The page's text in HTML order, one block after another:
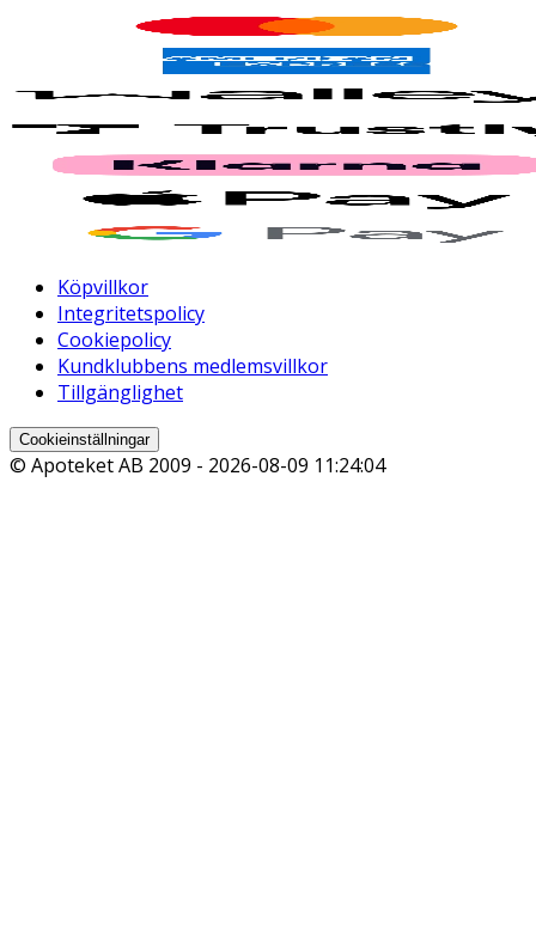
Köpvillkor
Integritetspolicy
Cookiepolicy
Kundklubbens medlemsvillkor
Tillgänglighet
Cookieinställningar
© Apoteket AB 2009 - 2026-08-09 11:24:04